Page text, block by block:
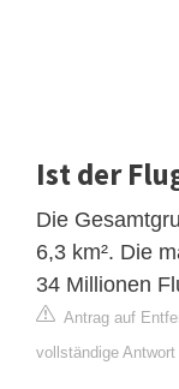
Ist der
Die
6,3 km². Die
34 Millionen
Antrag auf
vollständige